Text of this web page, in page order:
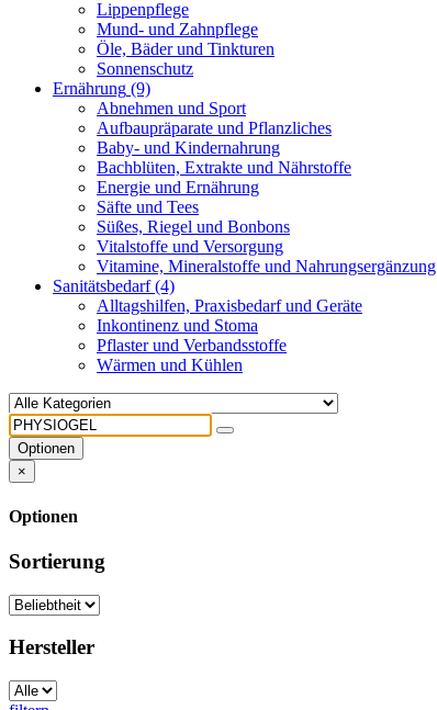
Lippenpflege
Mund- und Zahnpflege
Öle, Bäder und Tinkturen
Sonnenschutz
Ernährung (9)
Abnehmen und Sport
Aufbaupräparate und Pflanzliches
Baby- und Kindernahrung
Bachblüten, Extrakte und Nährstoffe
Energie und Ernährung
Säfte und Tees
Süßes, Riegel und Bonbons
Vitalstoffe und Versorgung
Vitamine, Mineralstoffe und Nahrungsergänzung
Sanitätsbedarf(4)
Alltagshilfen, Praxisbedarf und Geräte
Inkontinenz und Stoma
Pflaster und Verbandsstoffe
Wärmen und Kühlen
Optionen
×
Optionen
Sortierung
Hersteller